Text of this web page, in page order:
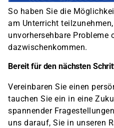
So haben Sie die
am Unterricht
unvorhersehbare Probleme
dazwischenkommen.
Bereit für den nächsten
Vereinbaren Sie einen
tauchen Sie ein in eine
spannender
uns darauf, Sie in unseren